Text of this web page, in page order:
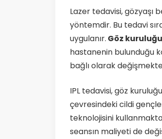
Lazer tedavisi, gözyaşı
yöntemdir. Bu tedavi
uygulanır. Göz
hastanenin bulunduğu
bağlı olarak
IPL tedavisi, göz
çevresindeki cildi
teknolojisini
seansın maliyeti de